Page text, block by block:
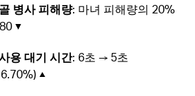
병사 피해량: 마녀 피해량의 20%
▼
용 대기 시간: 6초 → 5초
▲